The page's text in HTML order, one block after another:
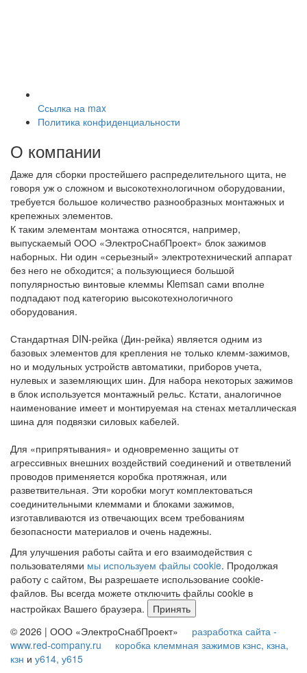
Ссылка на max
Политика конфиденциальности
О компании
Даже для сборки простейшего распределительного щита, не
говоря уж о сложном и высокотехнологичном оборудовании,
требуется большое количество разнообразных монтажных и
крепежных элементов.
К таким элементам монтажа относятся, например,
выпускаемый ООО «ЭлектроСнабПроект» блок зажимов
наборных. Ни один «серьезный» электротехнический аппарат
без него не обходится; а пользующиеся большой
популярностью винтовые клеммы Klemsan сами вполне
подпадают под категорию высокотехнологичного
оборудования.
Стандартная DIN-рейка (Дин-рейка) является одним из
базовых элементов для крепления не только клемм-зажимов,
но и модульных устройств автоматики, приборов учета,
нулевых и заземляющих шин. Для набора некоторых зажимов
в блок используется монтажный рельс. Кстати, аналогичное
наименование имеет и монтируемая на стенах металлическая
шина для подвязки силовых кабелей.
Для «припрятывания» и одновременно защиты от
агрессивных внешних воздействий соединений и ответвлений
проводов применяется коробка протяжная, или
разветвительная. Эти коробки могут комплектоваться
соединительными клеммами и блоками зажимов,
изготавливаются из отвечающих всем требованиям
безопасности материалов и очень надежны.
Для улучшения работы сайта и его взаимодействия с
пользователями мы используем файлы cookie. Продолжая
работу с сайтом, Вы разрешаете использование cookie-
файлов. Вы всегда можете отключить файлы cookie в
настройках Вашего браузера.
Принять
© 2026 | ООО «ЭлектроСнабПроект» разработка сайта -
www.red-company.ru
коробка клеммная зажимов кзнс, кзна,
кзн и у614, у615